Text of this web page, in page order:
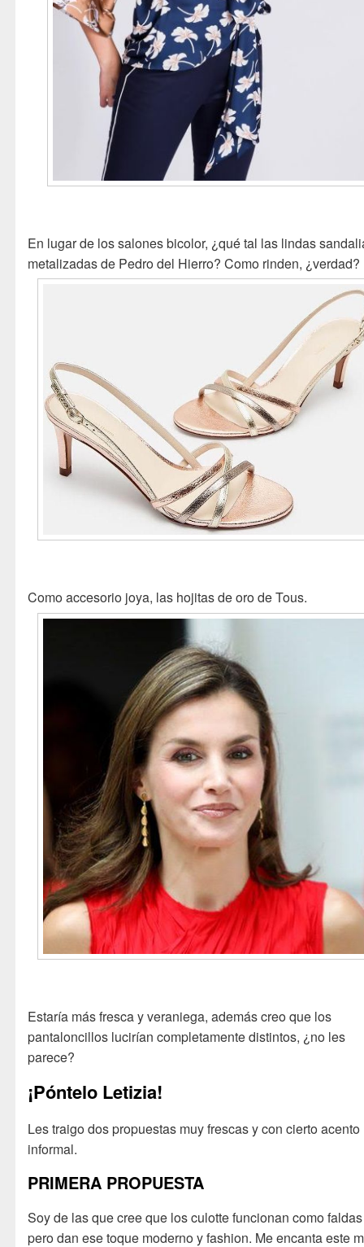
En lugar de los salones bicolor, ¿qué tal las lindas
metalizadas de Pedro del Hierro? Como rinden, ¿verdad?
Como accesorio joya, las hojitas de oro de Tous.
Estaría más fresca y veraniega, además creo que los
pantaloncillos lucirían completamente distintos, ¿no les
parece?
¡Póntelo Letizia!
Les traigo dos propuestas muy frescas y con cierto acento
informal.
PRIMERA PROPUESTA
Soy de las que cree que los culotte funcionan como
pero dan ese toque moderno y fashion. Me encanta este